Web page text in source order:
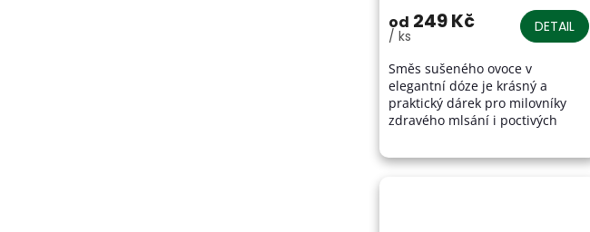
od 249 Kč
/ ks
DETAIL
Směs sušeného ovoce v
elegantní dóze je krásný a
praktický dárek pro milovníky
zdravého mlsání i poctivých
pečlivě vybranou kombinaci